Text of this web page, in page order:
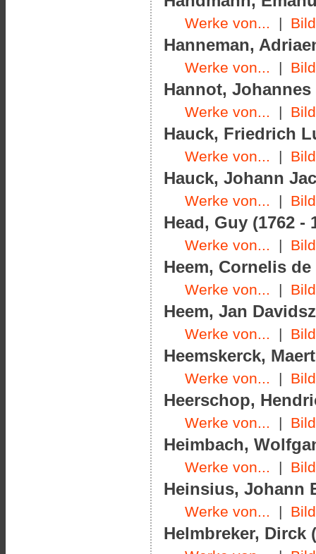
Werke von... |
Hanneman,
Werke von... |
Hannot, Johannes
Werke von... |
Hauck, Friedrich
Werke von... |
Hauck, Johann
Werke von... |
Head, Guy (1762 -
Werke von... |
Heem, Cornelis de
Werke von... |
Heem, Jan
Werke von... |
Heemskerck,
Werke von... |
Heerschop,
Werke von... |
Heimbach,
Werke von... |
Heinsius, Johann
Werke von... |
Helmbreker, Dirck